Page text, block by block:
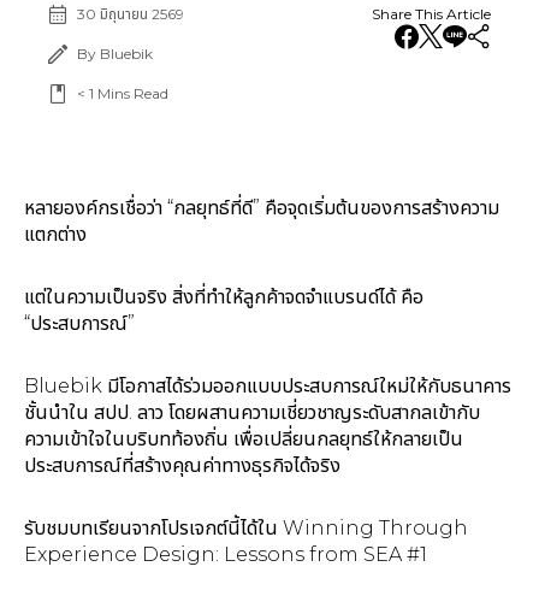
30 มิถุนายน 2569
By Bluebik
< 1 Mins Read
Share This Article
หลายองค์กรเชื่อว่า “กลยุทธ์ที่ดี” คือจุดเริ่มต้นของการสร้างความ
แตกต่าง
แต่ในความเป็นจริง สิ่งที่ทำให้ลูกค้าจดจำแบรนด์ได้ คือ
“ประสบการณ์”
Bluebik มีโอกาสได้ร่วมออกแบบประสบการณ์ใหม่ให้กับธนาคาร
ชั้นนำใน สปป. ลาว โดยผสานความเชี่ยวชาญระดับสากลเข้ากับ
ความเข้าใจในบริบทท้องถิ่น เพื่อเปลี่ยนกลยุทธ์ให้กลายเป็น
ประสบการณ์ที่สร้างคุณค่าทางธุรกิจได้จริง
รับชมบทเรียนจากโปรเจกต์นี้ได้ใน Winning Through
Experience Design: Lessons from SEA #1